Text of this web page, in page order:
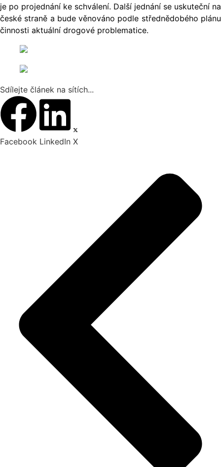
je po projednání ke schválení. Další jednání se uskuteční na
české straně a bude věnováno podle střednědobého plánu
činnosti aktuální drogové problematice.
Sdílejte článek na sítích...
Facebook LinkedIn X